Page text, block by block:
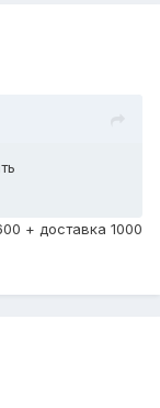
+ доставка 1000